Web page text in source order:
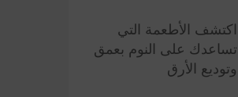
اكتشف الأطعمة التي
تساعدك على النوم بعمق
وتوديع الأرق